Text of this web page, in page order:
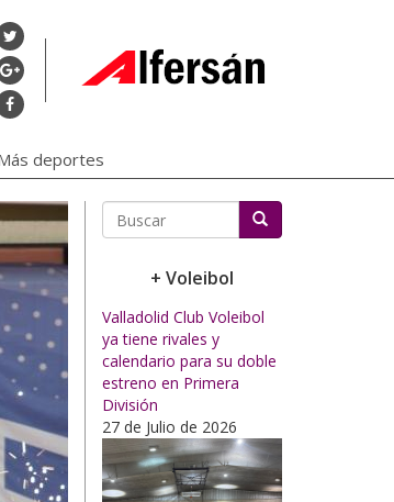
deportes
+ Voleibol
Valladolid Club Voleibol
ya tiene rivales y
calendario para su doble
estreno en Primera
División
27 de Julio de 2026